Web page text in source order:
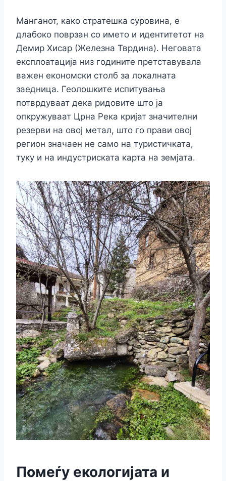
Манганот, како стратешка суровина, е
длабоко поврзан со името и идентитетот на
Демир Хисар (Железна Тврдина). Неговата
експлоатација низ годините претставувала
важен економски столб за локалната
заедница. Геолошките испитувања
потврдуваат дека ридовите што ја
опкружуваат Црна Река кријат значителни
резерви на овој метал, што го прави овој
регион значаен не само на туристичката,
туку и на индустриската карта на земјата.
Помеѓу екологијата и